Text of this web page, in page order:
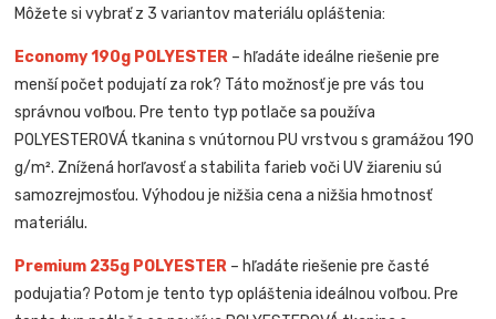
Môžete si vybrať z 3 variantov materiálu opláštenia:
Economy 190g POLYESTER – hľadáte ideálne riešenie pre
menší počet podujatí za rok? Táto možnosť je pre vás tou
správnou voľbou. Pre tento typ potlače sa používa
POLYESTEROVÁ tkanina s vnútornou PU vrstvou s gramážou 190
g/m². Znížená horľavosť a stabilita farieb voči UV žiareniu sú
samozrejmosťou. Výhodou je nižšia cena a nižšia hmotnosť
materiálu.
Premium 235g POLYESTER – hľadáte riešenie pre časté
podujatia? Potom je tento typ opláštenia ideálnou voľbou. Pre